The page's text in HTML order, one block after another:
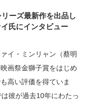
リーズ最新作を出品し
氏にインタビュー
イ・ミンリャン（蔡明
画祭金獅子賞をはじめ
高い評価を得ていま
彼が過去10年にわたっ